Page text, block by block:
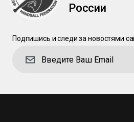
России
Подпишись и следи за новостями